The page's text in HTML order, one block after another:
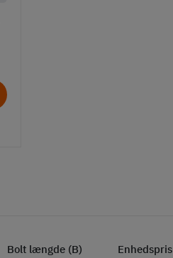
Bolt længde (B) Enhedspris